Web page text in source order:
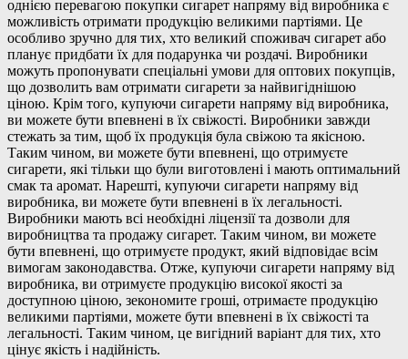
однією перевагою покупки сигарет напряму від виробника є
можливість отримати продукцію великими партіями. Це
особливо зручно для тих, хто великий споживач сигарет або
планує придбати їх для подарунка чи роздачі. Виробники
можуть пропонувати спеціальні умови для оптових покупців,
що дозволить вам отримати сигарети за найвигіднішою
ціною. Крім того, купуючи сигарети напряму від виробника,
ви можете бути впевнені в їх свіжості. Виробники завжди
стежать за тим, щоб їх продукція була свіжою та якісною.
Таким чином, ви можете бути впевнені, що отримуєте
сигарети, які тільки що були виготовлені і мають оптимальний
смак та аромат. Нарешті, купуючи сигарети напряму від
виробника, ви можете бути впевнені в їх легальності.
Виробники мають всі необхідні ліцензії та дозволи для
виробництва та продажу сигарет. Таким чином, ви можете
бути впевнені, що отримуєте продукт, який відповідає всім
вимогам законодавства. Отже, купуючи сигарети напряму від
виробника, ви отримуєте продукцію високої якості за
доступною ціною, зекономите гроші, отримаєте продукцію
великими партіями, можете бути впевнені в їх свіжості та
легальності. Таким чином, це вигідний варіант для тих, хто
цінує якість і надійність.